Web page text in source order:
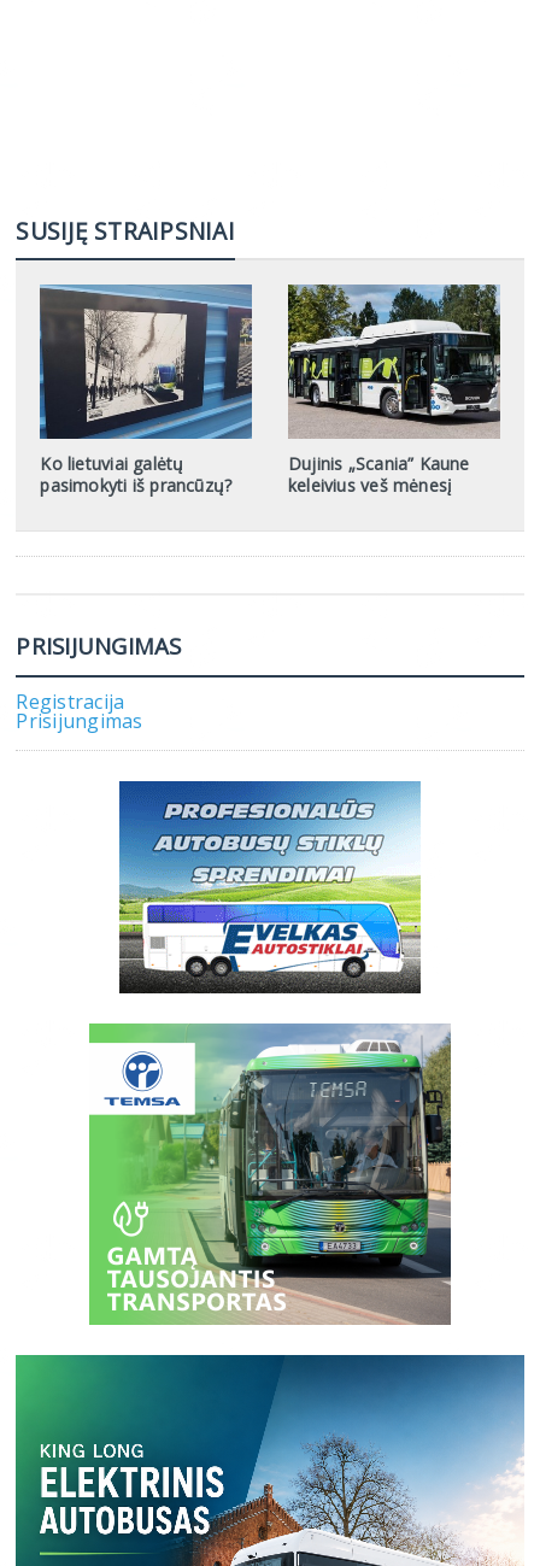
SUSIJĘ STRAIPSNIAI
Ko lietuviai galėtų
pasimokyti iš prancūzų?
Dujinis „Scania” Kaune
keleivius veš mėnesį
PRISIJUNGIMAS
Registracija
Prisijungimas